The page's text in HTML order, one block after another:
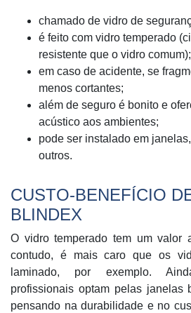
chamado de vidro de
é feito com vidro temperado
resistente que o vidro comum);
em caso de acidente, se
menos cortantes;
além de seguro é bonito e
acústico aos ambientes;
pode ser instalado em
outros.
CUSTO-BENEFÍCIO
BLINDEX
O vidro temperado tem um valor
contudo, é mais caro que os
laminado, por exemplo.
profissionais optam pelas janelas
pensando na durabilidade e no